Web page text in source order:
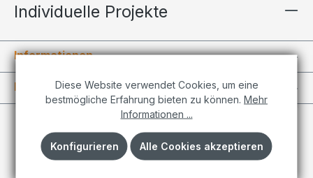
Individuelle Projekte
Informationen
KundenkontoDiese Website verwendet Cookies, um eine
bestmögliche Erfahrung bieten zu können. Mehr
Informationen ...
Konfigurieren Alle Cookies akzeptieren